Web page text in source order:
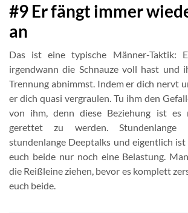
#9 Er fängt immer
an
Das ist eine typische Männer-Taktik:
irgendwann die Schnauze voll hast und
Trennung abnimmst. Indem er dich nervt
er dich quasi vergraulen. Tu ihm den
von ihm, denn diese Beziehung ist es
gerettet zu werden. Stundenlange
stundenlange Deeptalks und eigentlich
euch beide nur noch eine Belastung.
die Reißleine ziehen, bevor es komplett
euch beide.